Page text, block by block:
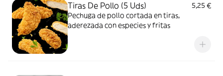
Tiras De Pollo (5 Uds)
5,25 €
Pechuga de pollo cortada en tiras,
aderezada con especies y fritas